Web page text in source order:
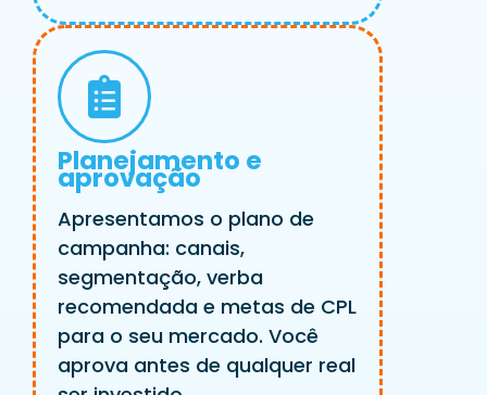
Planejamento e
aprovação
Apresentamos o plano de
campanha: canais,
segmentação, verba
recomendada e metas de CPL
para o seu mercado. Você
aprova antes de qualquer real